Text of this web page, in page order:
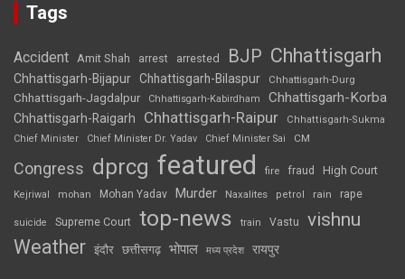
Tags
Accident Amit Shah arrest arrested BJP Chhattisgarh
Chhattisgarh-Bijapur Chhattisgarh-Bilaspur Chhattisgarh-Durg
Chhattisgarh-Jagdalpur Chhattisgarh-Kabirdham Chhattisgarh-Korba
Chhattisgarh-Raigarh Chhattisgarh-Raipur
Chhattisgarh-Sukma
Chief Minister
Chief Minister Dr. Yadav Chief Minister Sai CM
Congress dprcg featured fire fraud High Court
Kejriwal mohan Mohan Yadav Murder Naxalites petrol rain rape
suicide Supreme Court top-news train Vastu vishnu
Weather इंदौर छत्तीसगढ़ भोपाल मध्य प्रदेश रायपुर